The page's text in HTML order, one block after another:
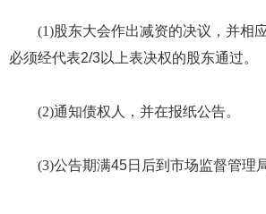
(1)股东大会作出减资的决议，并相
必须经代表2/3以上表决权的股东通过。
(2)通知债权人，并在报纸公告。
(3)公告期满45日后到市场监督管理